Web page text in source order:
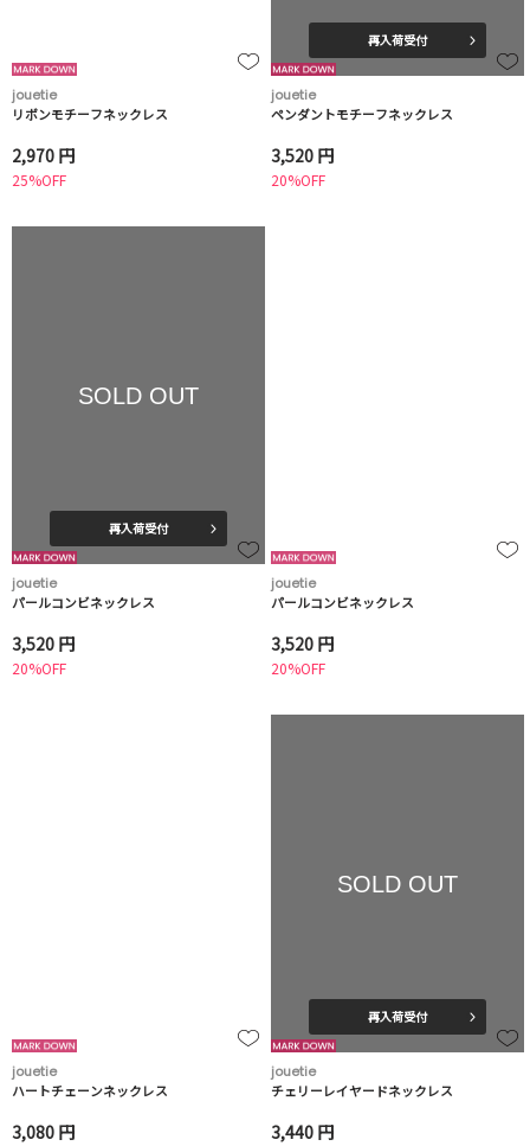
jouetie
リボンモチーフネックレス
2,970 円
25%OFF
再入荷受付
jouetie
ペンダントモチーフネックレス
3,520 円
20%OFF
SOLD OUT
再入荷受付
jouetie
パールコンビネックレス
3,520 円
20%OFF
jouetie
パールコンビネックレス
3,520 円
20%OFF
jouetie
ハートチェーンネックレス
3,080 円
SOLD OUT
再入荷受付
jouetie
チェリーレイヤードネックレス
3,440 円